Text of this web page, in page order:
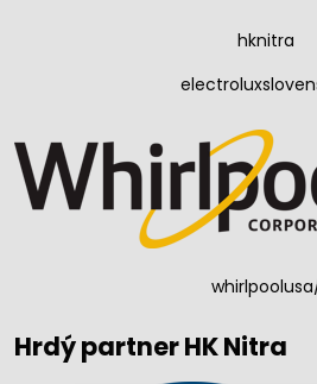
hknitra
Hrdý partner HK Nitra